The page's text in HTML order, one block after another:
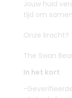
Jouw huid
tijd om
Onze kracht?
The Swan
In het kort
-